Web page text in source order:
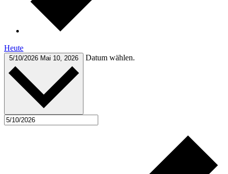
Heute
5/10/2026 Mai 10, 2026 Datum wählen.